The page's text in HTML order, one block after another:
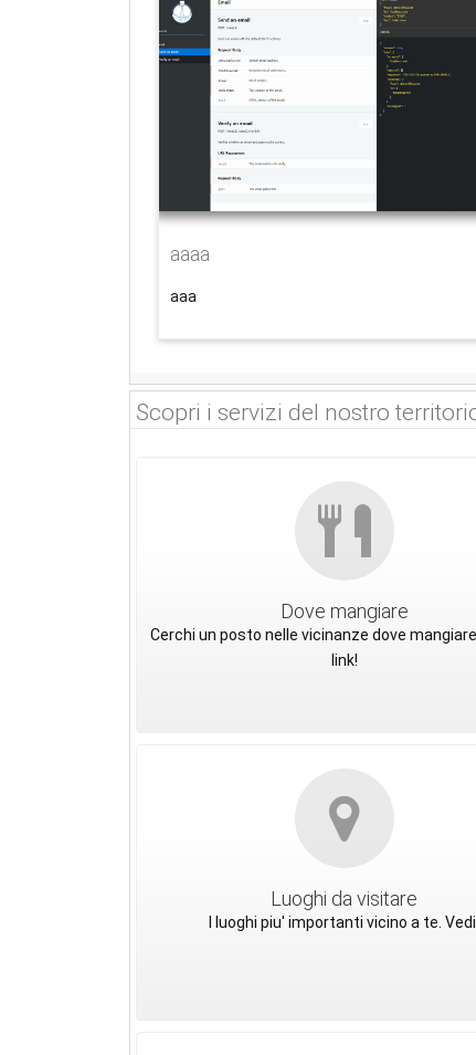
aaaa
aaa
Scopri i servizi del nostro
Dove mangiare
Cerchi un posto nelle vicinanze dove
link!
Luoghi da visitare
I luoghi piu' importanti vicino a te.